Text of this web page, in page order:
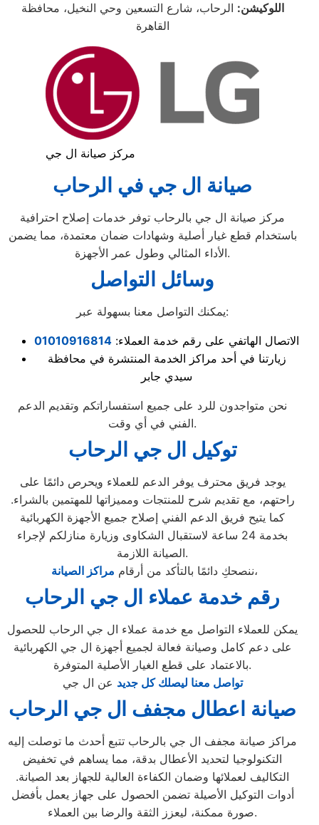
اللوكيشن: الرحاب، شارع التسعين وحي النخيل، محافظة
القاهرة
مركز صيانة ال جي
صيانة ال جي في الرحاب
مركز صيانة ال جي بالرحاب توفر خدمات إصلاح احترافية
باستخدام قطع غيار أصلية وشهادات ضمان معتمدة، مما يضمن
الأداء المثالي وطول عمر الأجهزة.
وسائل التواصل
يمكنك التواصل معنا بسهولة عبر:
الاتصال الهاتفي على رقم خدمة العملاء: 01010916814
زيارتنا في أحد مراكز الخدمة المنتشرة في محافظة
سيدي جابر
نحن متواجدون للرد على جميع استفساراتكم وتقديم الدعم
الفني في أي وقت.
توكيل ال جي الرحاب
يوجد فريق محترف يوفر الدعم للعملاء ويحرص دائمًا على
راحتهم، مع تقديم شرح للمنتجات ومميزاتها للمهتمين بالشراء.
كما يتيح فريق الدعم الفني إصلاح جميع الأجهزة الكهربائية
بخدمة 24 ساعة لاستقبال الشكاوى وزيارة منازلكم لإجراء
الصيانة اللازمة.
ننصحكِ دائمًا بالتأكد من أرقام مراكز الصيانة ،
رقم خدمة عملاء ال جي الرحاب
يمكن للعملاء التواصل مع خدمة عملاء ال جي الرحاب للحصول
على دعم كامل وصيانة فعالة لجميع أجهزة ال جي الكهربائية
بالاعتماد على قطع الغيار الأصلية المتوفرة.
تواصل معنا ليصلك كل جديد عن ال جي
صيانة اعطال مجفف ال جي الرحاب
مراكز صيانة مجفف ال جي بالرحاب تتبع أحدث ما توصلت إليه
التكنولوجيا لتحديد الأعطال بدقة، مما يساهم في تخفيض
التكاليف لعملائها وضمان الكفاءة العالية للجهاز بعد الصيانة.
أدوات التوكيل الأصيلة تضمن الحصول على جهاز يعمل بأفضل
صورة ممكنة، ليعزز الثقة والرضا بين العملاء.